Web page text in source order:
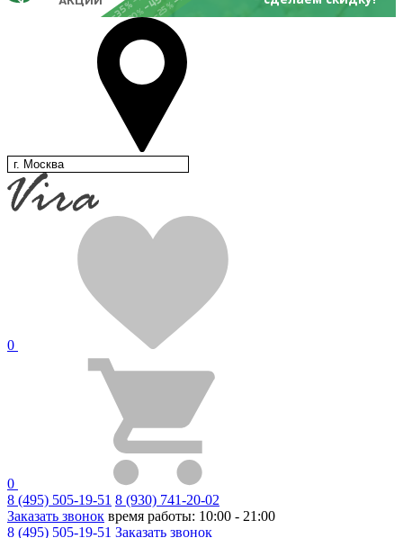
-35%-20%-25%
г. Москва
0
0
8 (495) 505-19-51 8 (930) 741-20-02
Заказать звонок время работы: 10:00 - 21:00
8 (495) 505-19-51 Заказать звонок